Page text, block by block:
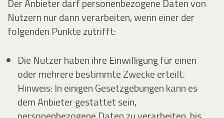
Der Anbieter darf personenbezogene Daten von
Nutzern nur dann verarbeiten, wenn einer der
folgenden Punkte zutrifft:
Die Nutzer haben ihre Einwilligung für einen
oder mehrere bestimmte Zwecke erteilt.
Hinweis: In einigen Gesetzgebungen kann es
dem Anbieter gestattet sein,